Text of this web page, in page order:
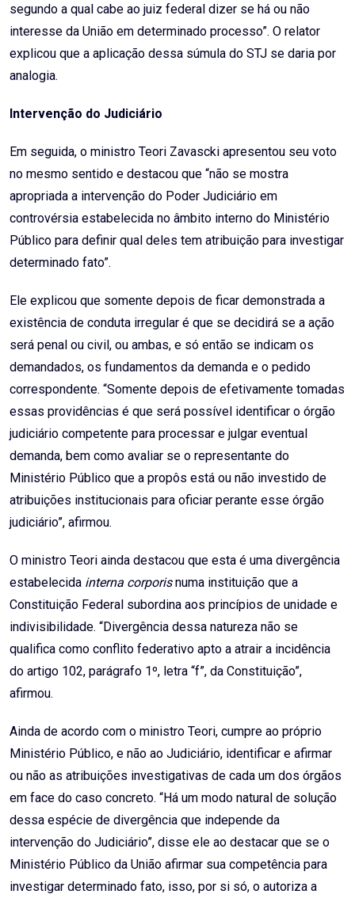
segundo a qual cabe ao juiz federal dizer se há ou não
interesse da União em determinado processo”. O relator
explicou que a aplicação dessa súmula do STJ se daria por
analogia.
Intervenção do Judiciário
Em seguida, o ministro Teori Zavascki apresentou seu voto
no mesmo sentido e destacou que “não se mostra
apropriada a intervenção do Poder Judiciário em
controvérsia estabelecida no âmbito interno do Ministério
Público para definir qual deles tem atribuição para investigar
determinado fato”.
Ele explicou que somente depois de ficar demonstrada a
existência de conduta irregular é que se decidirá se a ação
será penal ou civil, ou ambas, e só então se indicam os
demandados, os fundamentos da demanda e o pedido
correspondente. “Somente depois de efetivamente tomadas
essas providências é que será possível identificar o órgão
judiciário competente para processar e julgar eventual
demanda, bem como avaliar se o representante do
Ministério Público que a propôs está ou não investido de
atribuições institucionais para oficiar perante esse órgão
judiciário”, afirmou.
O ministro Teori ainda destacou que esta é uma divergência
estabelecida interna corporisnuma instituição que a
Constituição Federal subordina aos princípios de unidade e
indivisibilidade. “Divergência dessa natureza não se
qualifica como conflito federativo apto a atrair a incidência
do artigo 102, parágrafo 1º, letra “f”, da Constituição”,
afirmou.
Ainda de acordo com o ministro Teori, cumpre ao próprio
Ministério Público, e não ao Judiciário, identificar e afirmar
ou não as atribuições investigativas de cada um dos órgãos
em face do caso concreto. “Há um modo natural de solução
dessa espécie de divergência que independe da
intervenção do Judiciário”, disse ele ao destacar que se o
Ministério Público da União afirmar sua competência para
investigar determinado fato, isso, por si só, o autoriza a